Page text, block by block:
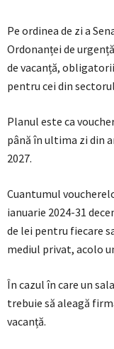
Pe ordinea de zi a
Ordonanței de
de vacanță,
pentru cei din
Planul este ca
până în ultima zi din
2027.
Cuantumul
ianuarie 2024-31
de lei pentru fiecare
mediul privat, acolo
În cazul în care un
trebuie să aleagă
vacanță.